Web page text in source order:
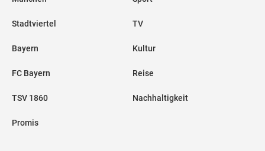
Stadtviertel
Bayern
FC Bayern
TSV 1860
Promis
TV
Kultur
Reise
Nachhaltigkeit